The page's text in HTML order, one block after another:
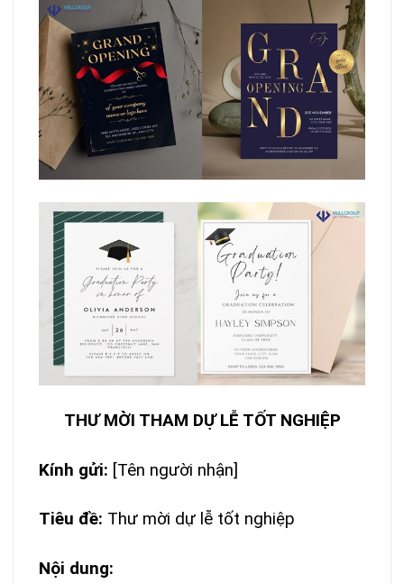
THƯ MỜI THAM DỰ LỄ TỐT NGHIỆP
Kính gửi: [Tên người nhận]
Tiêu đề: Thư mời dự lễ tốt nghiệp
Nội dung: